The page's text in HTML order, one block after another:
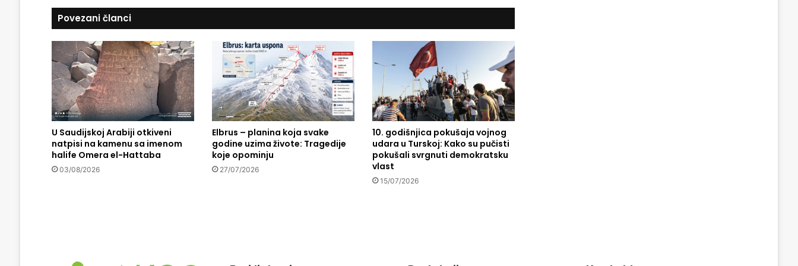
p
t
ć
e
n
d
e
o
P
r
m
a
m
a
z
a
n
a
?
Povezani članci
U Saudijskoj Arabiji otkiveni
natpisi na kamenu sa imenom
halife Omera el-Hattaba
03/08/2026
Elbrus – planina koja svake
godine uzima živote: Tragedije
koje opominju
27/07/2026
10. godišnjica pokušaja vojnog
udara u Turskoj: Kako su pučisti
pokušali svrgnuti demokratsku
vlast
15/07/2026